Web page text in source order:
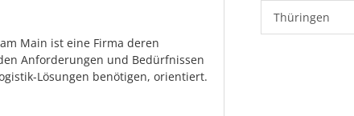
Main ist eine Firma deren
Anforderungen und Bedürfnissen
Lösungen benötigen, orientiert.
Thüringen